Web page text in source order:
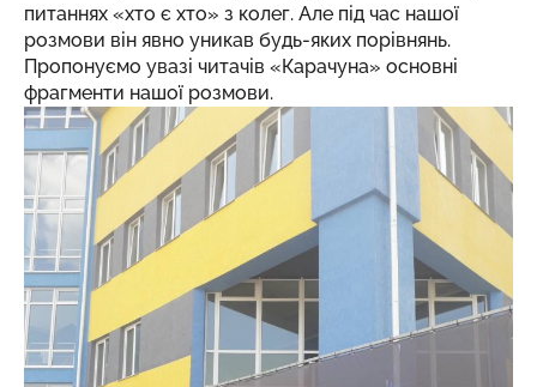
питаннях «хто є хто» з колег. Але під час нашої
розмови він явно уникав будь-яких порівнянь.
Пропонуємо увазі читачів «Карачуна» основні
фрагменти нашої розмови.